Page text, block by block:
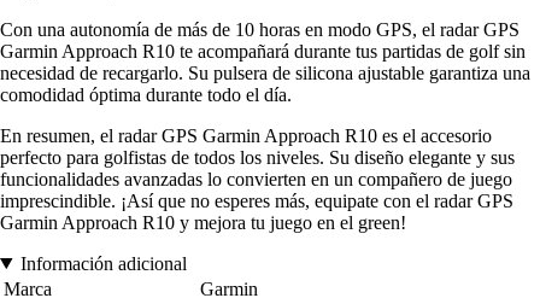
Con una autonomía de más de 10 horas en modo GPS, el radar GPS
Garmin Approach R10 te acompañará durante tus partidas de golf sin
necesidad de recargarlo. Su pulsera de silicona ajustable garantiza una
comodidad óptima durante todo el día.
En resumen, el radar GPS Garmin Approach R10 es el accesorio
perfecto para golfistas de todos los niveles. Su diseño elegante y sus
funcionalidades avanzadas lo convierten en un compañero de juego
imprescindible. ¡Así que no esperes más, equipate con el radar GPS
Garmin Approach R10 y mejora tu juego en el green!
Información adicional
Marca
Garmin